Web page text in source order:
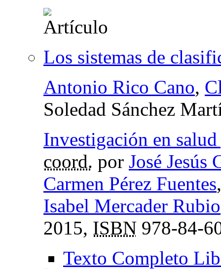
Los sistemas de
Antonio Rico Cano,
Soledad Sánchez
Investigación en
coord. por José Jesús
Carmen Pérez Fuentes
Isabel Mercader Rubio
2015, ISBN 978-84-
Texto Completo